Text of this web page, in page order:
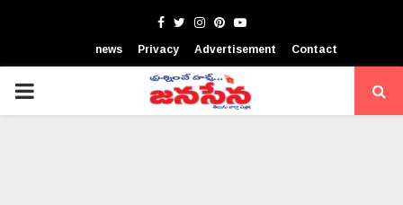
Facebook
TwitterInstagram
Pinterest
Youtube
news Privacy Advertisement Contact
PRIMARY